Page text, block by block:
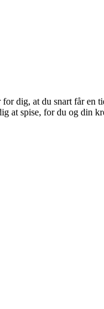
dig, at du snart får
at spise, for du og din